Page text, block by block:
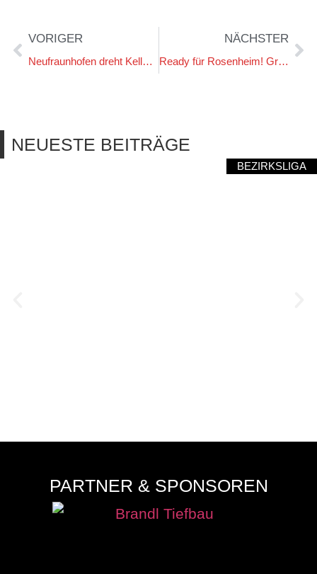
VORIGER
Neufraunhofen dreht Kellerkracher in der Nachspielzeit
NÄCHSTER
Ready für Rosenheim! Grafen wollen endlich ersten Auswärtsdreier
NEUESTE BEITRÄGE
BEZIRKSLIGA
PARTNER & SPONSOREN